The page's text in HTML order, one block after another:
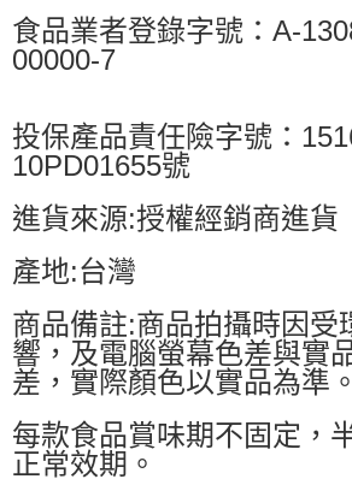
食品業者登錄字號：A-
00000-7
投保產品責任險字號：
10PD01655號
進貨來源:授權經銷商進貨
產地:台灣
商品備註:商品拍攝時因受
響，及電腦螢幕色差與實
差，實際顏色以實品為準。
每款食品賞味期不固定，
正常效期。